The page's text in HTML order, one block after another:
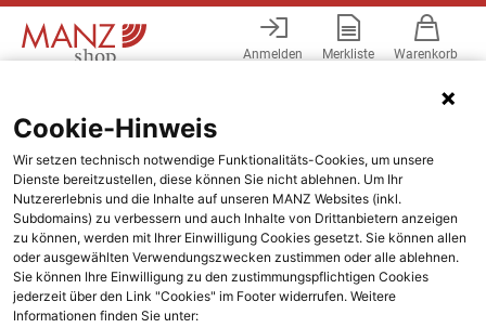
Anmelden Merkliste Warenkorb
Cookie-Hinweis
Wir setzen technisch notwendige Funktionalitäts-Cookies, um unsere
Dienste bereitzustellen, diese können Sie nicht ablehnen. Um Ihr
Nutzererlebnis und die Inhalte auf unseren MANZ Websites (inkl.
Subdomains) zu verbessern und auch Inhalte von Drittanbietern anzeigen
zu können, werden mit Ihrer Einwilligung Cookies gesetzt. Sie können allen
oder ausgewählten Verwendungszwecken zustimmen oder alle ablehnen.
Sie können Ihre Einwilligung zu den zustimmungspflichtigen Cookies
jederzeit über den Link "Cookies" im Footer widerrufen. Weitere
Informationen finden Sie unter: